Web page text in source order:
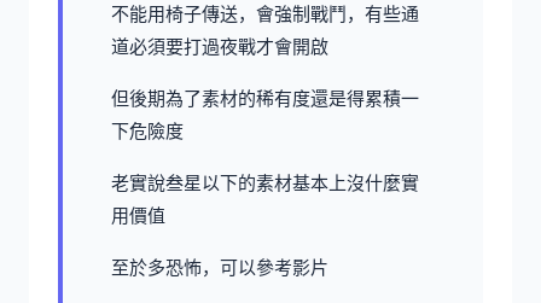
不能用椅子傳送，會強制戰鬥，有些通
道必須要打過夜戰才會開啟
但後期為了素材的稀有度還是得累積一
下危險度
老實說叁星以下的素材基本上沒什麼實
用價值
至於多恐怖，可以參考影片